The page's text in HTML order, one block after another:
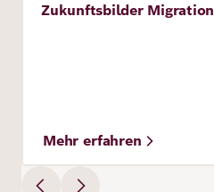
Projekt
Zukunftsbilder Migration
Mehr erfahren